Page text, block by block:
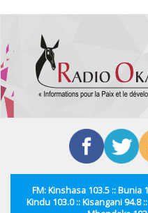
contenu
principal
FM: Kinshasa 103.5 :: Bunia
Kindu 103.0 :: Kisangani 94.8